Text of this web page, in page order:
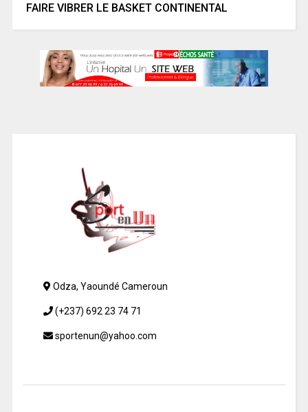
FAIRE VIBRER LE BASKET CONTINENTAL
Odza, Yaoundé Cameroun
(+237) 692 23 74 71
sportenun@yahoo.com